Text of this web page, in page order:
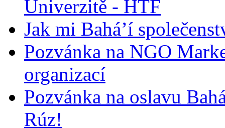
Univerzitě - HTF
Jak mi Bahá’í
Pozvánka na NGO
organizací
Pozvánka na oslavu
Rúz!